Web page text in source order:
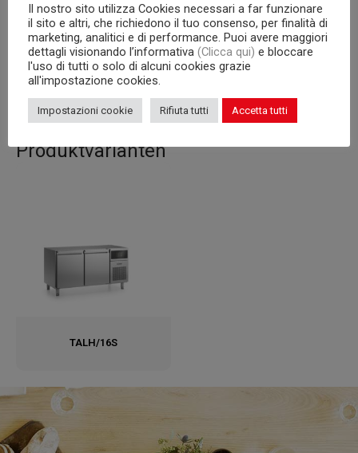
Interne Kapazität 600×400 mm Roste
Korpus 710
Inhalt (l) 822
Produktvarianten
TALH/16S
Il nostro sito utilizza Cookies necessari a far funzionare
il sito e altri, che richiedono il tuo consenso, per finalità di
marketing, analitici e di performance. Puoi avere maggiori
dettagli visionando l’informativa (Clicca qui) e bloccare
l'uso di tutti o solo di alcuni cookies grazie
all'impostazione cookies.
Impostazioni cookie Rifiuta tutti Accetta tutti